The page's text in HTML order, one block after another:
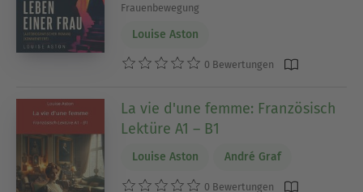
Frauenbewegung
Louise Aston
0 Bewertungen
La vie d'une femme: Französisch
Lektüre A1 – B1
Louise Aston André Graf
0 Bewertungen